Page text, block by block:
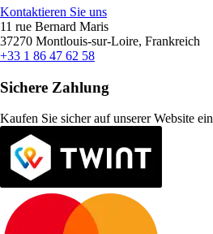
Kontaktieren Sie uns
11 rue Bernard Maris
37270 Montlouis-sur-Loire, Frankreich
+33 1 86 47 62 58
Sichere Zahlung
Kaufen Sie sicher auf unserer Website ein